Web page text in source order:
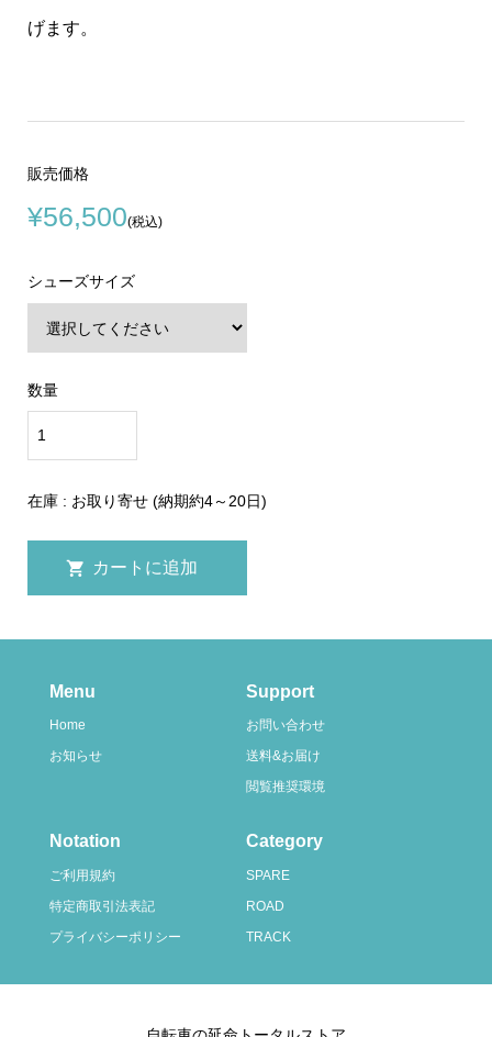
げます。
販売価格
¥56,500(税込)
シューズサイズ
数量
在庫 : お取り寄せ (納期約4～20日)
Menu
Home
お知らせ
Support
お問い合わせ
送料&お届け
閲覧推奨環境
Notation
ご利用規約
特定商取引法表記
プライバシーポリシー
Category
SPARE
ROAD
TRACK